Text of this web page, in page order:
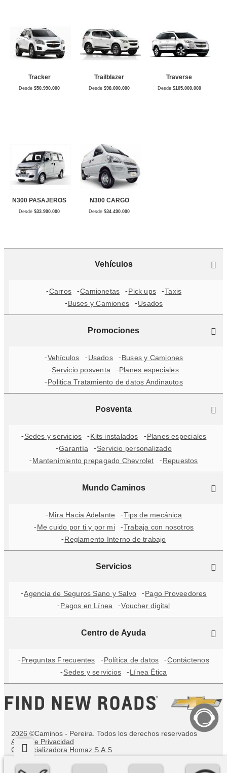
Tracker
Desde $50.990.000
Trailblazer
Desde $98.000.000
Traverse
Desde $105.000.000
N300 PASAJEROS
Desde $33.990.000
N300 CARGO
Desde $34.490.000
Vehículos
Carros Camionetas Pick ups
Taxis
Buses y Camiones
Usados
Promociones
Vehículos Usados
Buses y Camiones
Servicio posventa
Planes especiales
Politica Tratamiento de datos Andinautos
Posventa
Sedes y servicios Kits instalados
Planes especiales
Garantía
Servicio personalizado
Mantenimiento prepagado Chevrolet
Repuestos
Mundo Caminos
Mira Hacia Adelante
Tips de mecánica
Me cuido por ti y por mi
Trabaja con nosotros
Reglamento Interno de trabajo
Servicios
Agencia de Seguros Sano y Salvo
Pago Proveedores
Pagos en Línea
Voucher digital
Centro de Ayuda
Preguntas Frecuentes Política de datos
Contáctenos
Sedes y servicios
Línea Ética
2026 ©Caminos - Pereira. Todos los derechos reservados
Aviso de Privacidad
Comercializadora Homaz S.A.S